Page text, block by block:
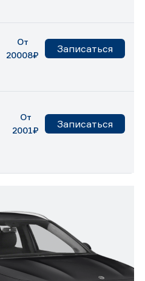
От
20008₽
Записаться
От
2001₽
Записаться